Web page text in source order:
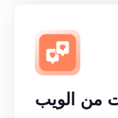
من الويب